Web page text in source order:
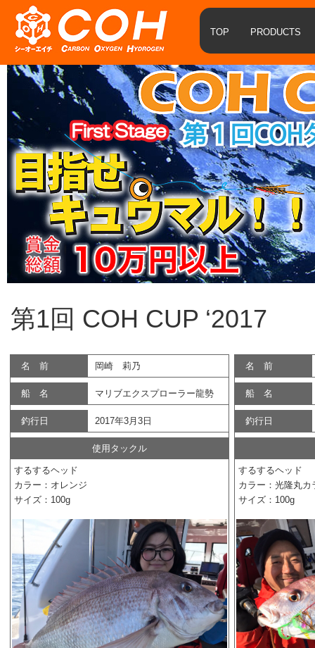
TOP PRODUCTS
第1回 COH CUP ‘2017
名 前 岡崎 莉乃
船 名 マリブエクスプローラー龍勢
釣行日 2017年3月3日
使用タックル
するするヘッド
カラー：オレンジ
サイズ：100g
名 前
船 名
釣行日
するするヘッド
カラー：光隆丸カ
サイズ：100g